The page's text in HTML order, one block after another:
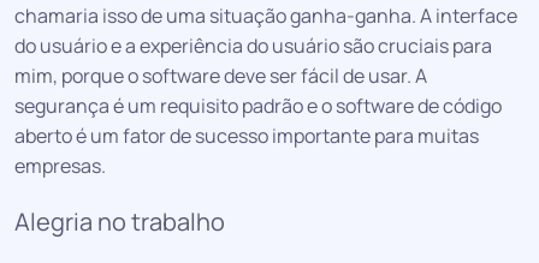
chamaria isso de uma situação ganha-ganha. A interface
do usuário e a experiência do usuário são cruciais para
mim, porque o software deve ser fácil de usar. A
segurança é um requisito padrão e o software de código
aberto é um fator de sucesso importante para muitas
empresas.
Alegria no trabalho